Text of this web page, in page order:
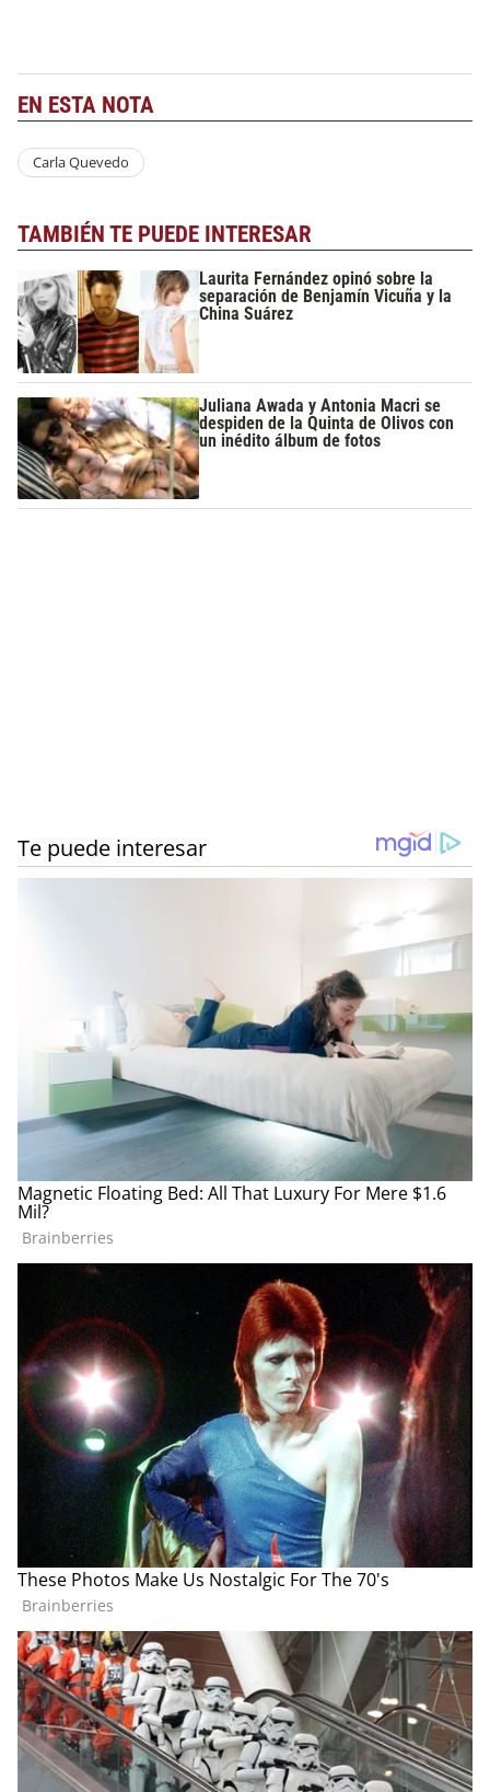
EN ESTA NOTA
Carla Quevedo
TAMBIÉN TE PUEDE INTERESAR
Laurita Fernández opinó sobre la
separación de Benjamín Vicuña y la
China Suárez
Juliana Awada y Antonia Macri se
despiden de la Quinta de Olivos con
un inédito álbum de fotos